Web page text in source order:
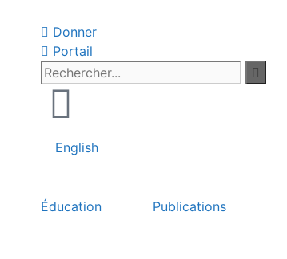
Donner
Portail
English
Éducation Publications